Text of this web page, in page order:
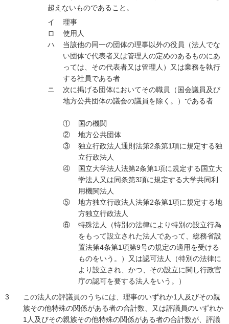
超えないものであること。
イ
理事
ロ
使用人
ハ
当該他の同一の団体の理事以外の役員（法人でな
い団体で代表者又は管理人の定めのあるものにあ
っては、その代表者又は管理人）又は業務を執行
する社員である者
ニ
次に掲げる団体においてその職員（国会議員及び
地方公共団体の議会の議員を除く。）である者
①
国の機関
②
地方公共団体
③
独立行政法人通則法第2条第1項に規定する独
立行政法人
④
国立大学法人法第2条第1項に規定する国立大
学法人又は同条第3項に規定する大学共同利
用機関法人
⑤
地方独立行政法人法第2条第1項に規定する地
方独立行政法人
⑥
特殊法人（特別の法律により特別の設立行為
をもって設立された法人であって、総務省設
置法第4条第1項第9号の規定の適用を受ける
ものをいう。）又は認可法人（特別の法律に
より設立され、かつ、その設立に関し行政官
庁の認可を要する法人をいう。）
この法人の評議員のうちには、理事のいずれか1人及びその親
族その他特殊の関係がある者の合計数、又は評議員のいずれか
1人及びその親族その他特殊の関係がある者の合計数が、評議